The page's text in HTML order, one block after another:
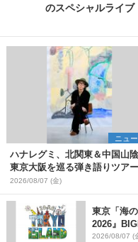
のスペシャルライブ
ニュ
ハナレグミ、北関東＆中国山陰
東京大阪を巡る弾き語りツア
月より開催決定
2026/08/07 (金)
東京「海
2026』
発表 ワー
2026/08/07 (